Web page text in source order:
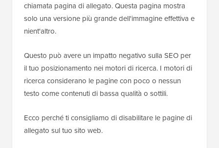
chiamata pagina di allegato. Questa pagina mostra
solo una versione più grande dell'immagine effettiva e
nient'altro.
Questo può avere un impatto negativo sulla SEO per
il tuo posizionamento nei motori di ricerca. I motori di
ricerca considerano le pagine con poco o nessun
testo come contenuti di bassa qualità o sottili.
Ecco perché ti consigliamo di disabilitare le pagine di
allegato sul tuo sito web.